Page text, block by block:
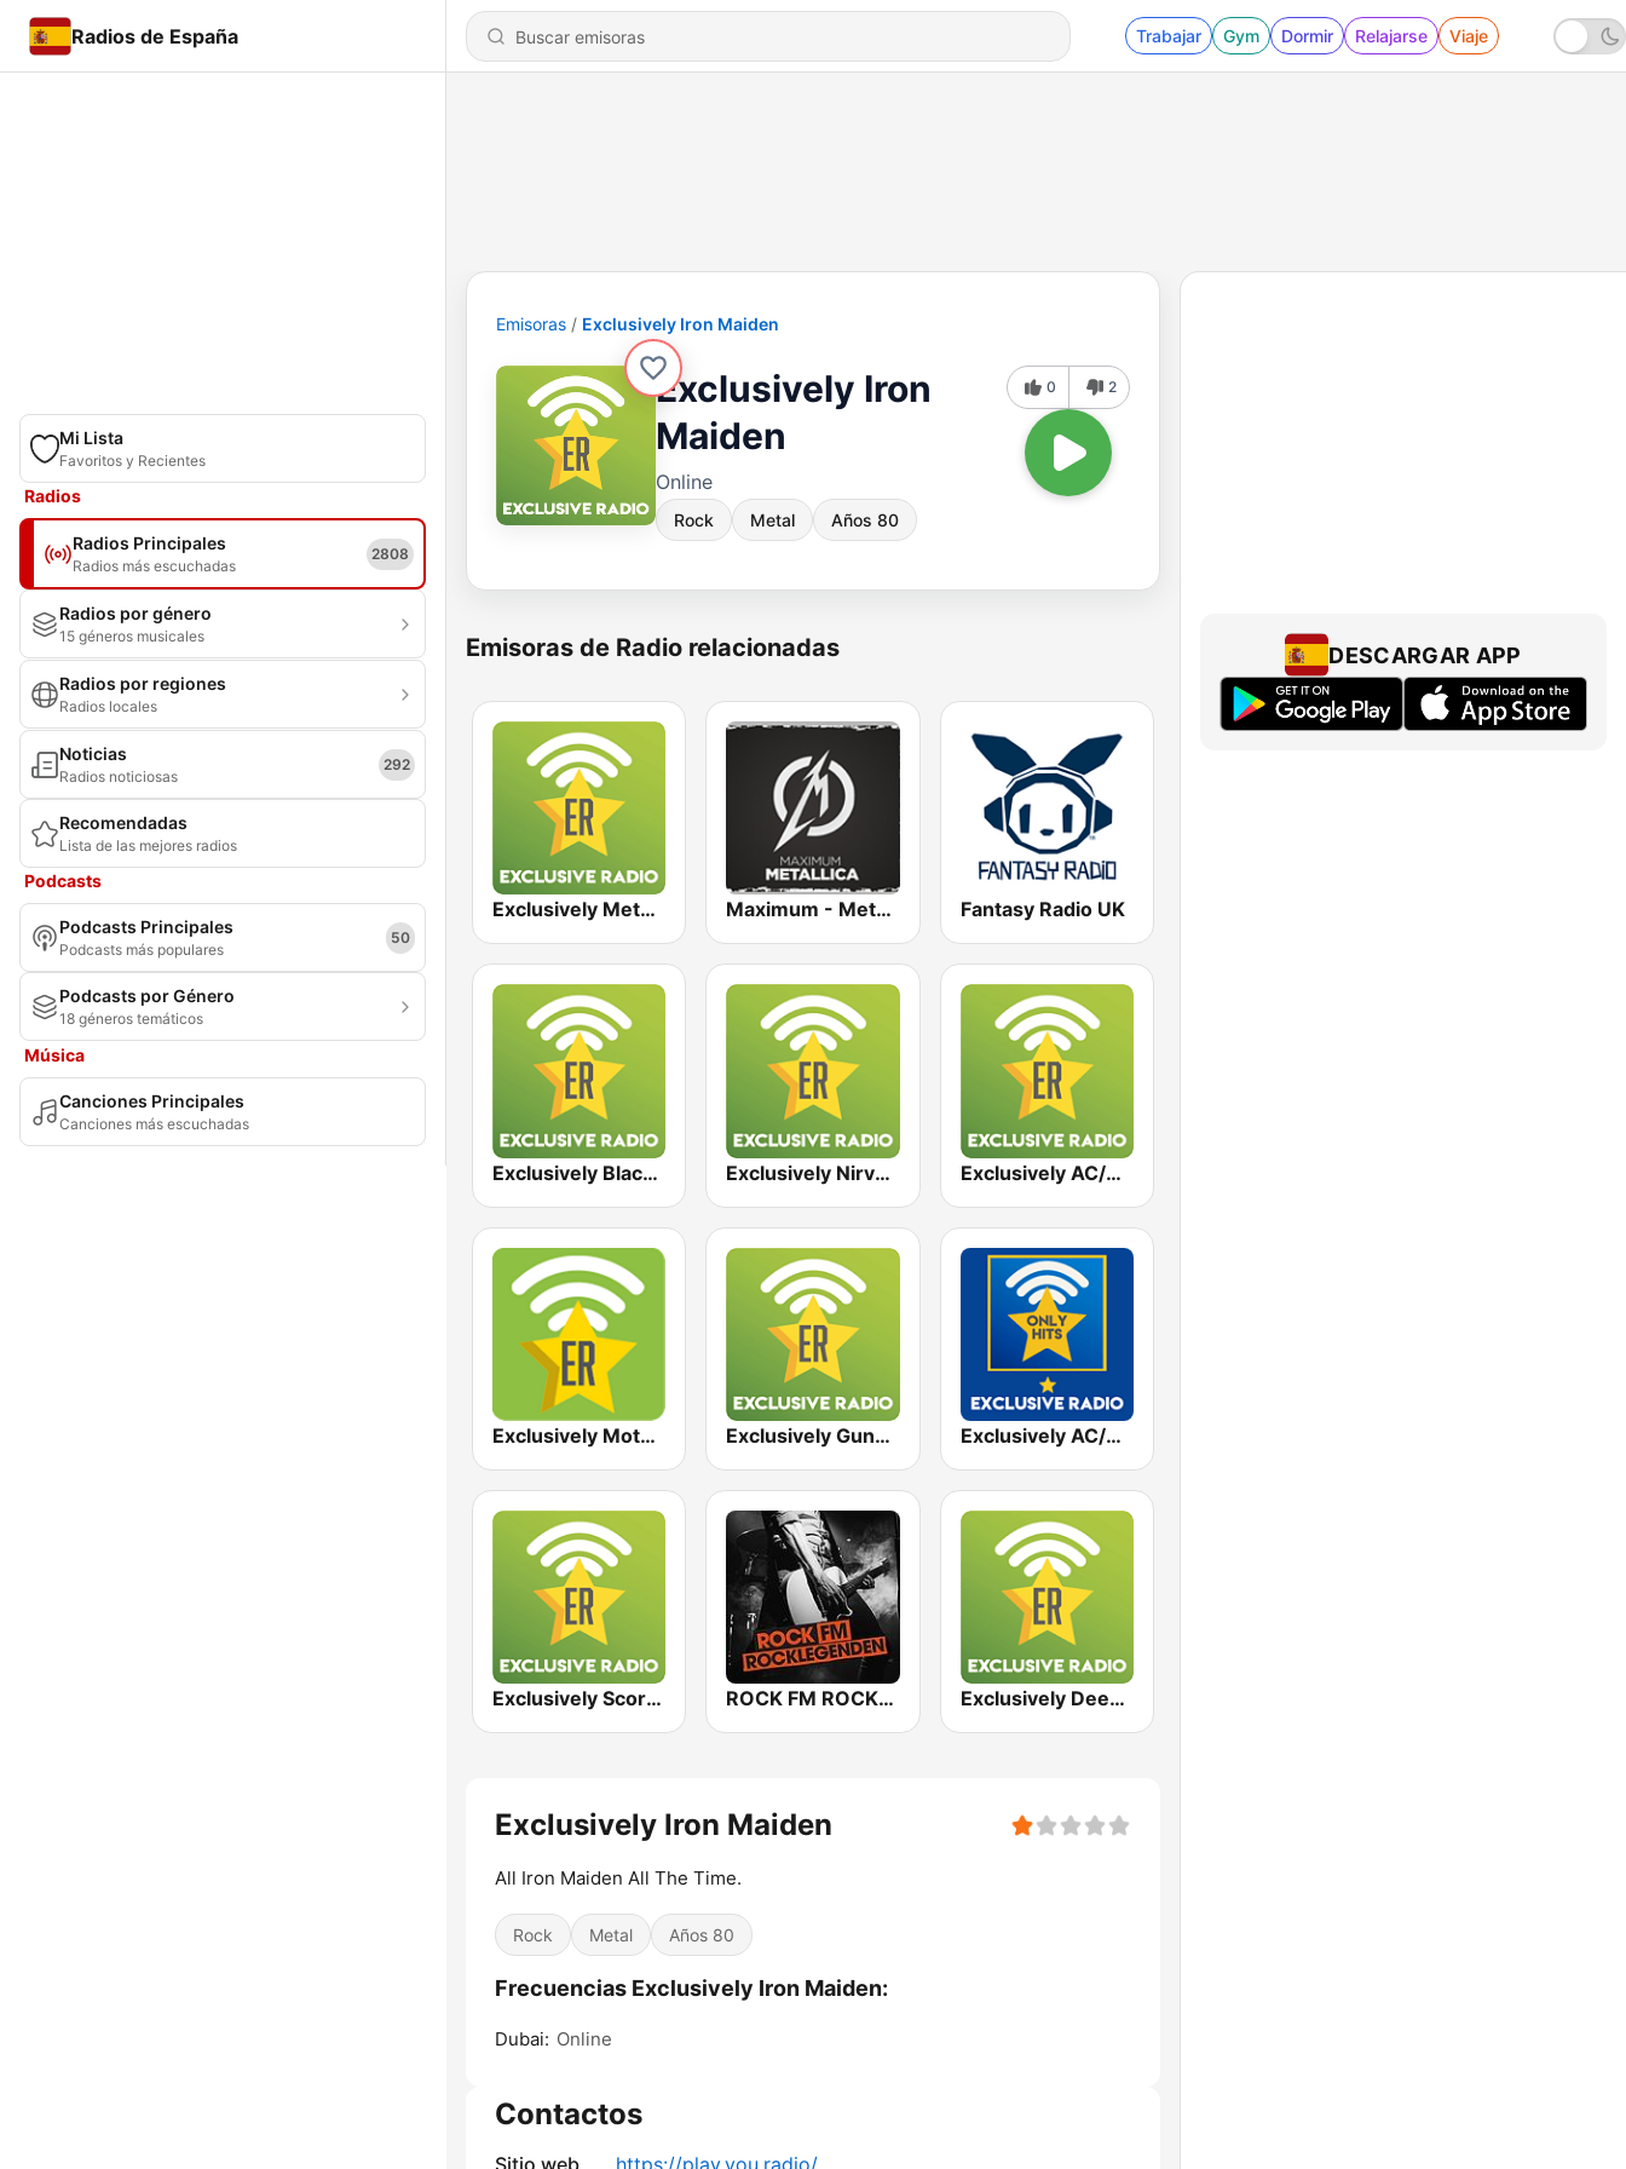
Radios de España Trabajar Gym Dormir Relajarse Viaje
Mi Lista
Favoritos y Recientes
Radios
Radios Principales
Radios más escuchadas
2808
Radios por género
15 géneros musicales
Radios por regiones
Radios locales
Noticias
Radios noticiosas
292
Recomendadas
Lista de las mejores radios
Podcasts
Podcasts Principales
Podcasts más populares
50
Podcasts por Género
18 géneros temáticos
Música
Canciones Principales
Canciones más escuchadas
Emisoras Exclusively Iron Maiden
Exclusively Iron
Maiden
Online
Rock Metal Años 80
0 2
Emisoras de Radio relacionadas
Exclusively Metallica Maximum - Metallica (Максимум) Fantasy Radio UK
Exclusively Black Sabbath Exclusively Nirvana Exclusively AC/DC
Exclusively Motörhead Exclusively Guns N Roses Exclusively AC/DC - HITS
Exclusively Scorpions ROCK FM ROCKLEGENDEN Exclusively Deep Purple
Exclusively Iron Maiden
All Iron Maiden All The Time.
Rock Metal Años 80
Frecuencias Exclusively Iron Maiden:
Dubai: Online
Contactos
DESCARGAR APP